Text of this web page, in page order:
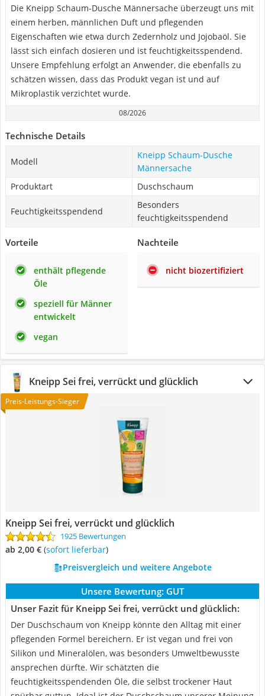
Die Kneipp Schaum-Dusche Männersache überzeugt uns mit
einem herben, männlichen Duft und pflegenden
Eigenschaften wie etwa durch Zedernholz und Jojobaöl. Sie
lässt sich einfach dosieren und ist feuchtigkeitsspendend.
Unsere Empfehlung erfolgt an Anwender, die ebenfalls zu
schätzen wissen, dass das Produkt vegan ist und auf
Mikroplastik verzichtet wurde.
08/2026
Technische Details
Modell
Kneipp Schaum-Dusche
Männersache
Produktart
Duschschaum
Feuchtigkeitsspendend
Besonders
feuchtigkeitsspendend
Vorteile
enthält pflegende
Öle
speziell für Männer
entwickelt
vegan
Nachteile
nicht biozertifiziert
Kneipp Sei frei, verrückt und glücklich
Preis-Leistungs-Sieger
Kneipp Sei frei, verrückt und glücklich
1925 Bewertungen
ab 2,00 € ( Sofort lieferbar)
Preisvergleich und weitere Angebote
Unsere Bewertung: GUT
Unser Fazit für Kneipp Sei frei, verrückt und glücklich:
Der Duschschaum von Kneipp könnte den Alltag mit einer
pflegenden Formel bereichern. Er ist vegan und frei von
Silikon und Mineralölen, was besonders Umweltbewusste
ansprechen dürfte. Wir schätzten die
feuchtigkeitsspendenden Öle, die selbst trockener Haut